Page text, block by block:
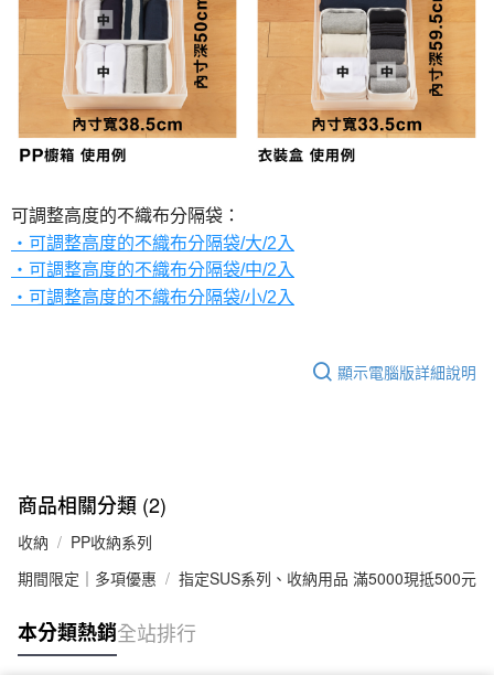
可調整高度的不織布分隔袋：
・可調整高度的不織布分隔袋/大/2入
・可調整高度的不織布分隔袋/中/2入
・可調整高度的不織布分隔袋/小/2入
顯示電腦版詳細說明
商品相關分類 (2)
收納
PP收納系列
期間限定｜多項優惠
指定SUS系列、收納用品 滿5000現抵500元
本分類熱銷全站排行